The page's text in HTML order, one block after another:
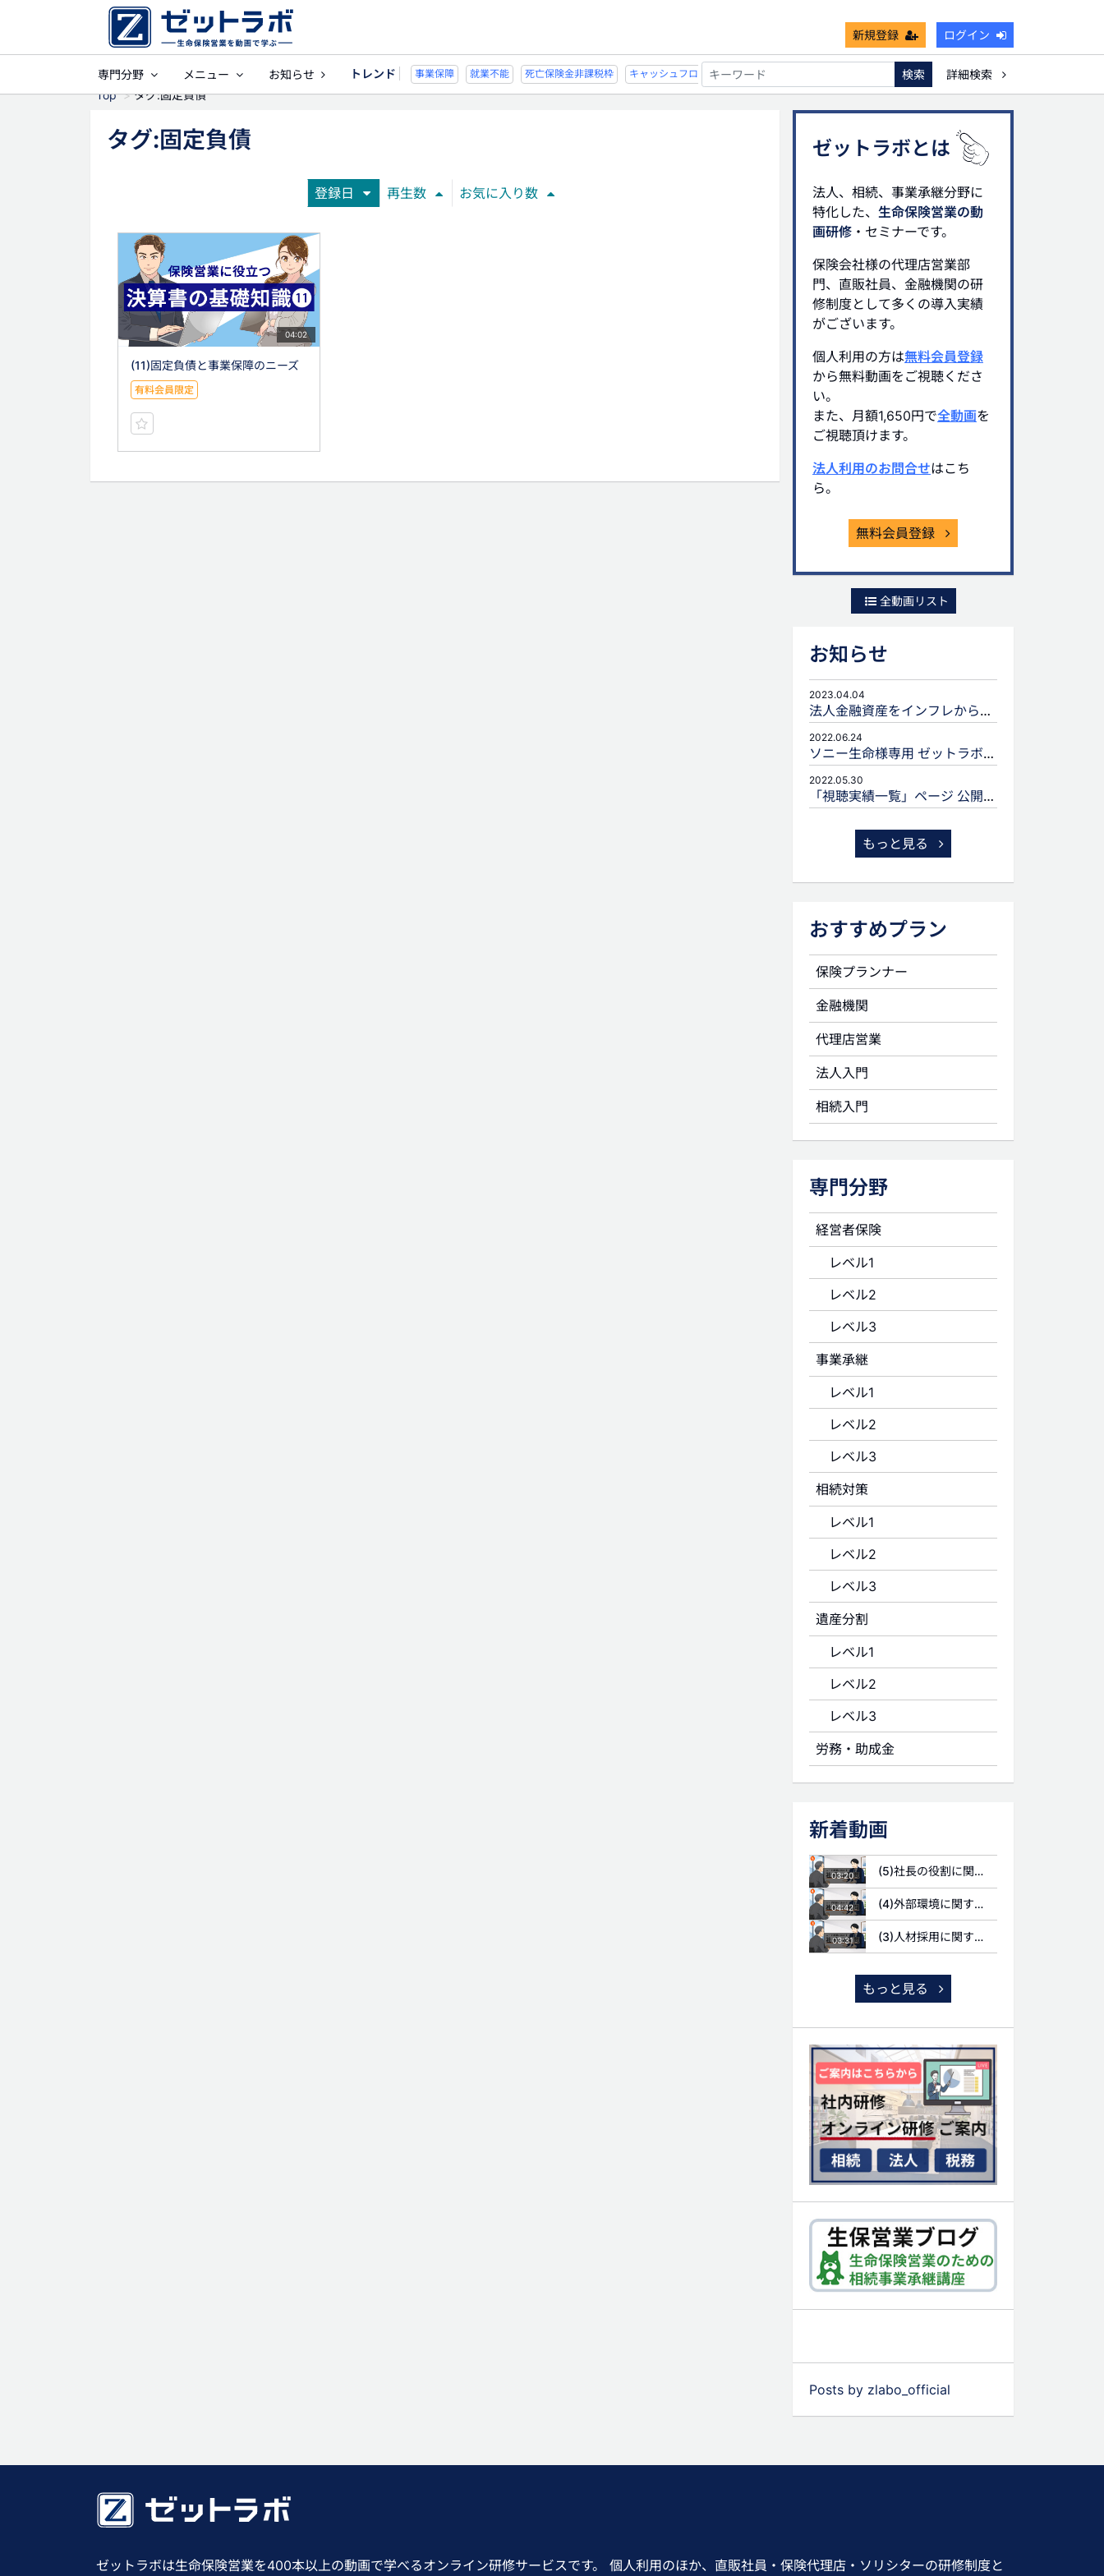
新規登録 ログイン
専門分野 メニュー お知らせ トレンド
事業保障 就業不能 死亡保険金非課税枠 キャッシュフロー 宗教法人 事業保障 就業不能 死亡保険金非課税枠 キャッシュフロー 宗教法人
検索
詳細検索
Top
タグ:固定負債
タグ:固定負債
登録日 再生数 お気に入り数
04:02
(11)固定負債と事業保障のニーズ
有料会員限定
ゼットラボとは
法人、相続、事業承継分野に
特化した、 生命保険営業の動
画研修 ・セミナーです。
保険会社様の代理店営業部
門、直販社員、金融機関の研
修制度として多くの導入実績
がございます。
個人利用の方は無料会員登録
から無料動画をご視聴くださ
い。
また、月額1,650円で全動画を
ご視聴頂けます。
法人利用のお問合せはこち
ら。
無料会員登録
全動画リスト
お知らせ
2023.04.04
法人金融資産をインフレから守るための生命保険活用
2022.06.24
ソニー生命様専用 ゼットラボforLIFEPLANNERのご案内
2022.05.30
「視聴実績一覧」ページ 公開のお知らせ
もっと見る
おすすめプラン
保険プランナー
金融機関
代理店営業
法人入門
相続入門
専門分野
経営者保険
レベル1
レベル2
レベル3
事業承継
レベル1
レベル2
レベル3
相続対策
レベル1
レベル2
レベル3
遺産分割
レベル1
レベル2
レベル3
労務・助成金
新着動画
03:20 (5)社長の役割に関する質問
04:42 (4)外部環境に関する質問
03:31 (3)人材採用に関する質問
もっと見る
Posts by zlabo_official
ゼットラボは生命保険営業を400本以上の動画で学べるオンライン研修サービスです。 個人利用のほか、直販社員・保険代理店・ソリシターの研修制度と